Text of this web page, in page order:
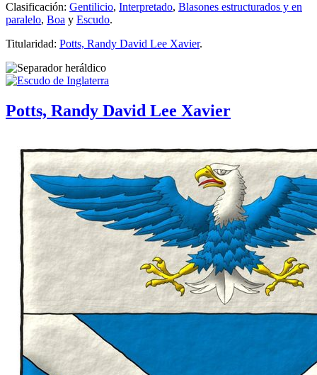
Clasificación: Gentilicio, Interpretado, Blasones estructurados y en
paralelo, Boa y Escudo.
Titularidad: Potts, Randy David Lee Xavier.
Potts, Randy David Lee Xavier